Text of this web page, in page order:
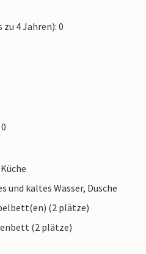
4 Jahren): 0
und kaltes Wasser, Dusche
(2 plätze)
(2 plätze)